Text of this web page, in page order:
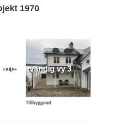
1970
- Utvändig vy 3